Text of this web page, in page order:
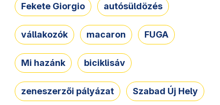
Fekete Giorgio autósüldözés
vállakozók macaron FUGA
Mi hazánk biciklisáv
zeneszerzői pályázat Szabad Új Hely